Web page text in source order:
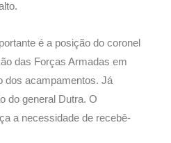
é a posição do coronel
das Forças Armadas em
dos acampamentos. Já
do general Dutra. O
a necessidade de recebê-